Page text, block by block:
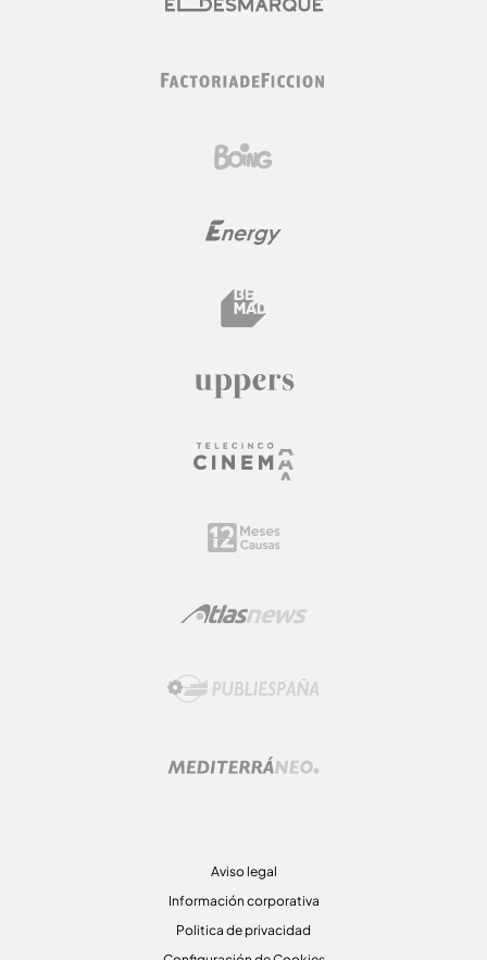
Aviso legal
Información corporativa
Politica de privacidad